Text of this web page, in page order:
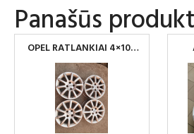
Panašūs
OPEL RATLANKIAI 4×100
R16